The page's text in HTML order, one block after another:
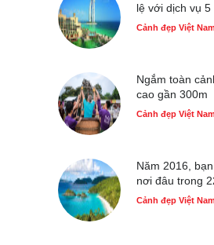
lệ với dịch vụ 5
Cảnh đẹp Việt Nam
Ngắm toàn
cao gần 300m
Cảnh đẹp Việt Nam
Năm 2016,
nơi đâu trong
Cảnh đẹp Việt Nam